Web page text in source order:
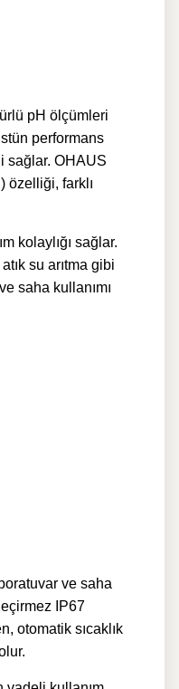
pH ölçümleri
performans
sağlar. OHAUS
özelliği, farklı
kolaylığı sağlar.
su arıtma gibi
saha kullanımı
ve saha
IP67
otomatik sıcaklık